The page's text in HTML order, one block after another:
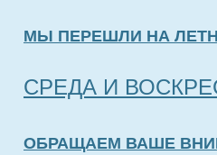
МЫ ПЕРЕШЛИ НА
СРЕДА И
ОБРАЩАЕМ ВАШЕ